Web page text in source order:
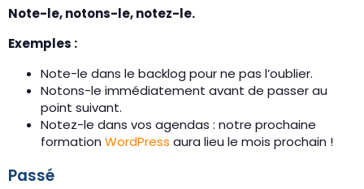
Note-le, notons-le, notez-le.
Exemples :
Note-le dans le backlog pour ne pas l’oublier.
Notons-le immédiatement avant de passer au
point suivant.
Notez-le dans vos agendas : notre prochaine
formation WordPress aura lieu le mois prochain !
Passé